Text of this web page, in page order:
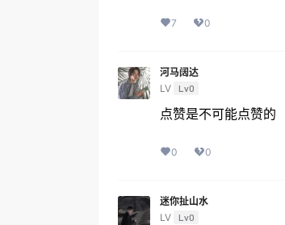
7 0
河马阔达
LV Lv0
点赞是不可能点赞的
0 0
迷你扯山水
LV Lv0